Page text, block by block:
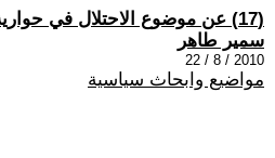
(17) عن موضوع الاحتلال في حوارية كاظم حبيب
سمير طاهر
2010 / 8 / 22
مواضيع وابحاث سياسية